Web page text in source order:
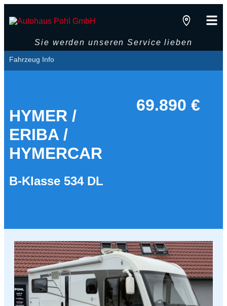
Sie werden unseren Service lieben
Fahrzeug Info
HYMER /
ERIBA /
HYMERCAR
B-Klasse 534 DL
69.890 €